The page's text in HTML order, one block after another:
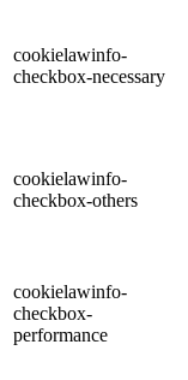
cookielawinfo-
checkbox-necessary
cookielawinfo-
checkbox-others
cookielawinfo-
checkbox-
performance